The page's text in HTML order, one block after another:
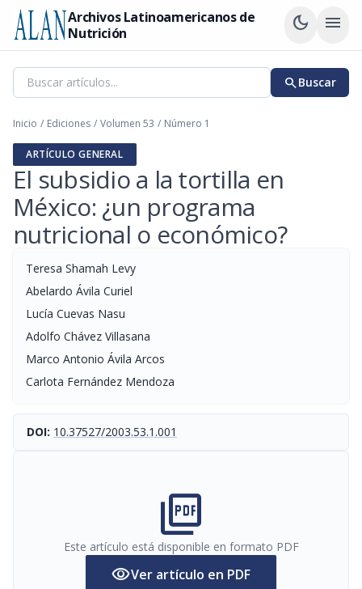
Archivos Latinoamericanos de
Nutrición
dark_mode menu
searchBuscar
Inicio / Ediciones / Volumen 53 / Número 1
ARTÍCULO GENERAL
El subsidio a la tortilla en
México: ¿un programa
nutricional o económico?
Teresa Shamah Levy
Abelardo Ávila Curiel
Lucía Cuevas Nasu
Adolfo Chávez Villasana
Marco Antonio Ávila Arcos
Carlota Fernández Mendoza
DOI: 10.37527/2003.53.1.001
picture_as_pdf
Este artículo está disponible en formato PDF
visibilityVer artículo en PDF